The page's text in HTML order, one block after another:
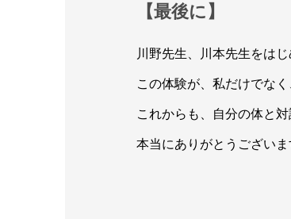
【最後に】
川野先生、川本先生をは
この体験が、私だけでな
これからも、自分の体と
本当にありがとうございま